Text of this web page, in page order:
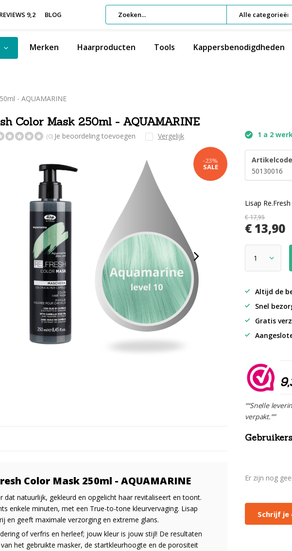
REVIEWS 9,2 BLOG Alle categorieën
Merken Haarproducten Tools Kappersbenodigdheden
- AQUAMARINE
Color Mask 250ml - AQUAMARINE
(0) Je beoordeling toevoegen Vergelijk
-23%
SALE
1 a 2
50130016
Lisap
€ 17,95
€ 13,90
Altijd de
Snel
Gratis
““Snelle
verpakt.””
Color Mask 250ml - AQUAMARINE
dat natuurlijk, gekleurd en opgelicht haar revitaliseert en toont.
enkele minuten, met een True-to-tone kleurvervaging. Lisap
en geeft maximale verzorging en extreme glans.
of verfris en herleef; jouw kleur is jouw stijl! De resultaten
het gebruikte masker, de startkleurhoogte en de porositeit
Er zijn nog
Schrijf